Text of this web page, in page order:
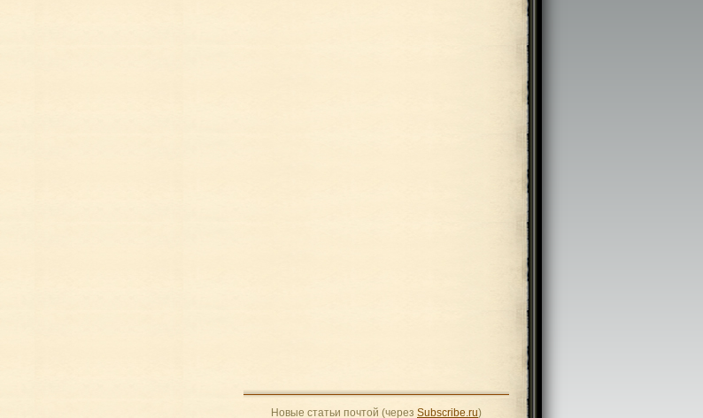
Новые статьи почтой (через Subscribe.ru)